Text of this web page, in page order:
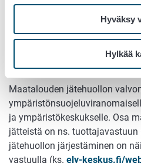
Hyväksy
Hylkää
tuottajavastuuvelvollinen ja
tuottajayhteisöön. Kysy lisää
RINKI Oy:stä.
Maatalouden
Maatalouden jätehuollon
ja ympäristökeskukselle. Osa
jätteistä on ns.
jätehuollon järjestäminen on
vastuulla (ks. ely-keskus.fi/